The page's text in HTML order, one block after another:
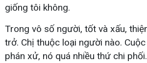
giống tôi không.
Trong vô số người, tốt và xấu,
trở. Chị thuộc loại người nào.
phán xử, nó quá nhiều thứ chi